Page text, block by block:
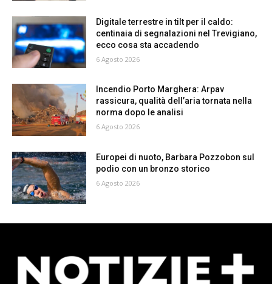
Digitale terrestre in tilt per il caldo:
centinaia di segnalazioni nel Trevigiano,
ecco cosa sta accadendo
6 Agosto 2026
Incendio Porto Marghera: Arpav
rassicura, qualità dell’aria tornata nella
norma dopo le analisi
6 Agosto 2026
Europei di nuoto, Barbara Pozzobon sul
podio con un bronzo storico
6 Agosto 2026